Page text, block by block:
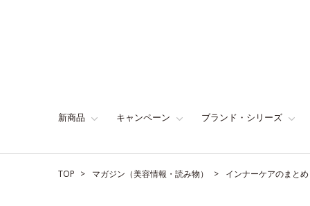
新商品 キャンペーン ブランド・シリーズ
TOP マガジン（美容情報・読み物） インナーケアのまとめ